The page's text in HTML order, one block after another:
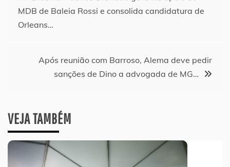
de
MDB de Baleia Rossi e consolida candidatura de
Orleans…
Após reunião com Barroso, Alema deve pedir
sanções de Dino a advogada de MG…
VEJA TAMBÉM